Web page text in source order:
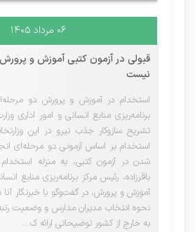
۰۶ مرداد ۱۴۰۵
قبولی در آزمون کتبی آموزش و پرورش
نیست
استخدام در آموزش و پرورش دو
برنامه‌ریزی منابع انسانی و امور اداری
تشریح سازوکار جذب نیرو در این
استخدام بر اساس آزمونی دو مرحله‌ای
شدن در آزمون کتبی، به منزله
باقرزاده، رئیس مرکز برنامه‌ریزی منابع
آموزش و پرورش، در گفت‌و‌گو با خبرنگار آنا
نحوه انتخاب مدیران مدارس و وضعیت
به خارج از کشور توضیحاتی ارائه ک...